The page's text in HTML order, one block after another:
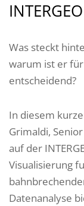
Was steckt
warum ist er
entscheidend?
In diesem
Grimaldi,
auf der
Visualisierung
Datenanalyse